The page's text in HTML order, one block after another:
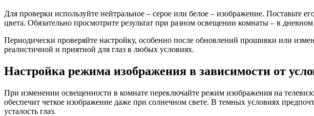
Для проверки используйте нейтральное – серое или белое – изображение. Поставьте
цвета. Обязательно просмотрите результат при разном освещении комнаты – в
Периодически проверяйте настройку, особенно после обновлений прошивки или
реалистичной и приятной для глаз в любых условиях.
Настройка режима изображения в зависимости от
При изменении освещенности в комнате переключайте режим изображения на
обеспечит четкое изображение даже при солнечном свете. В темных условиях
усталость глаз.